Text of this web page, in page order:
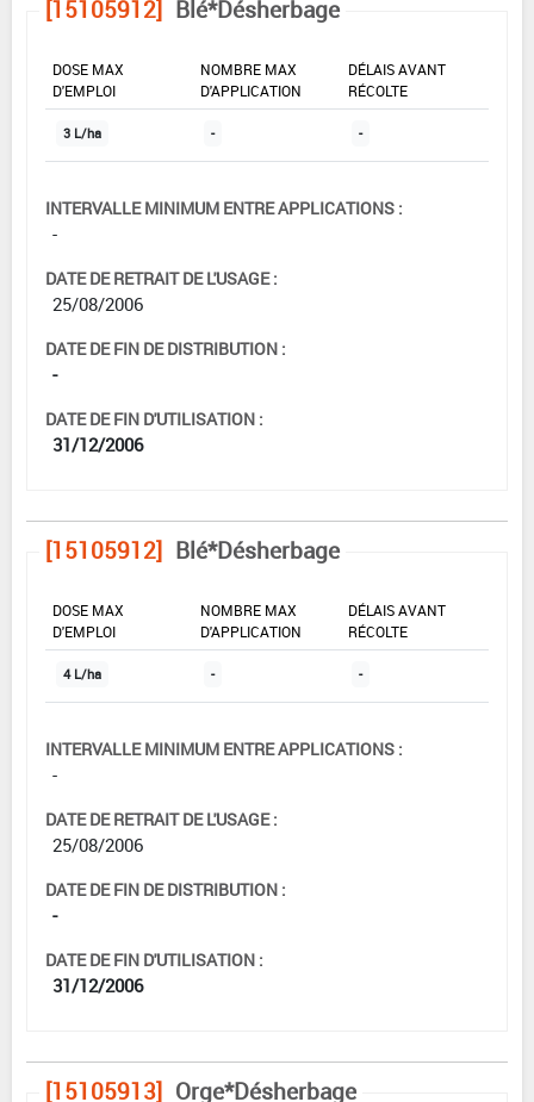
[15105912] Blé*Désherbage
DOSE MAX
D'EMPLOI
NOMBRE MAX
D'APPLICATION
DÉLAIS AVANT
RÉCOLTE
3 L/ha - -
INTERVALLE MINIMUM ENTRE APPLICATIONS :
-
DATE DE RETRAIT DE L'USAGE :
25/08/2006
DATE DE FIN DE DISTRIBUTION :
-
DATE DE FIN D'UTILISATION :
31/12/2006
[15105912] Blé*Désherbage
DOSE MAX
D'EMPLOI
NOMBRE MAX
D'APPLICATION
DÉLAIS AVANT
RÉCOLTE
4 L/ha - -
INTERVALLE MINIMUM ENTRE APPLICATIONS :
-
DATE DE RETRAIT DE L'USAGE :
25/08/2006
DATE DE FIN DE DISTRIBUTION :
-
DATE DE FIN D'UTILISATION :
31/12/2006
[15105913] Orge*Désherbage